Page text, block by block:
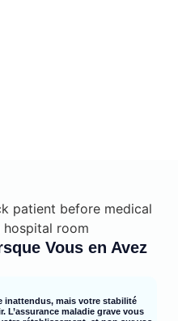
Vous en Avez
inattendus, mais votre stabilité
L’assurance maladie grave vous